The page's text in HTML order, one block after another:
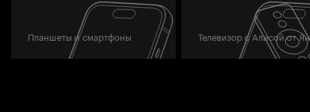
Планшеты и смартфоны Телевизор с Алисой от